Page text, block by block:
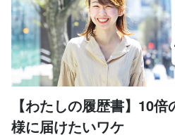
【わたしの履歴書】10
様に届けたいワケ